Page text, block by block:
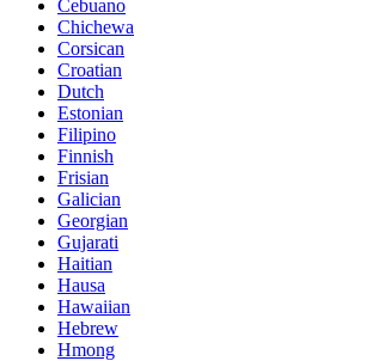
Cebuano
Chichewa
Corsican
Croatian
Dutch
Estonian
Filipino
Finnish
Frisian
Galician
Georgian
Gujarati
Haitian
Hausa
Hawaiian
Hebrew
Hmong